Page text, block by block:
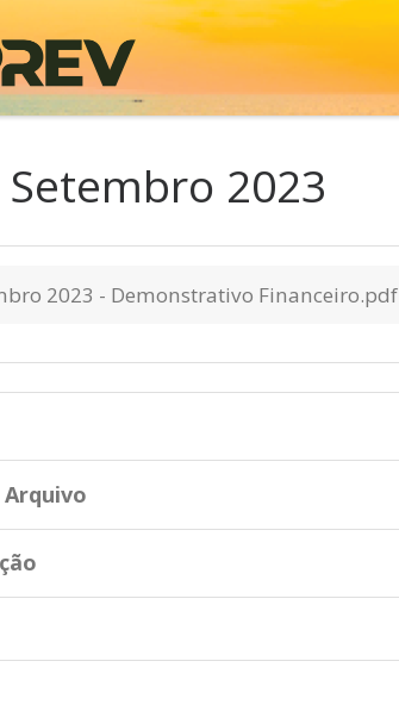
2023
2023 - Demonstrativo Financeiro.pdf